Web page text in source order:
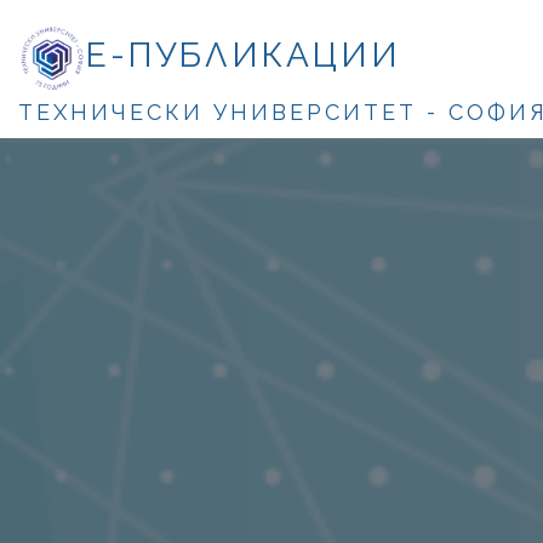
Е-ПУБЛИКАЦИИ
ТЕХНИЧЕСКИ УНИВЕРСИТЕТ -